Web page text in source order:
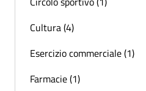
Cultura (4)
Esercizio commerciale (1)
Farmacie (1)